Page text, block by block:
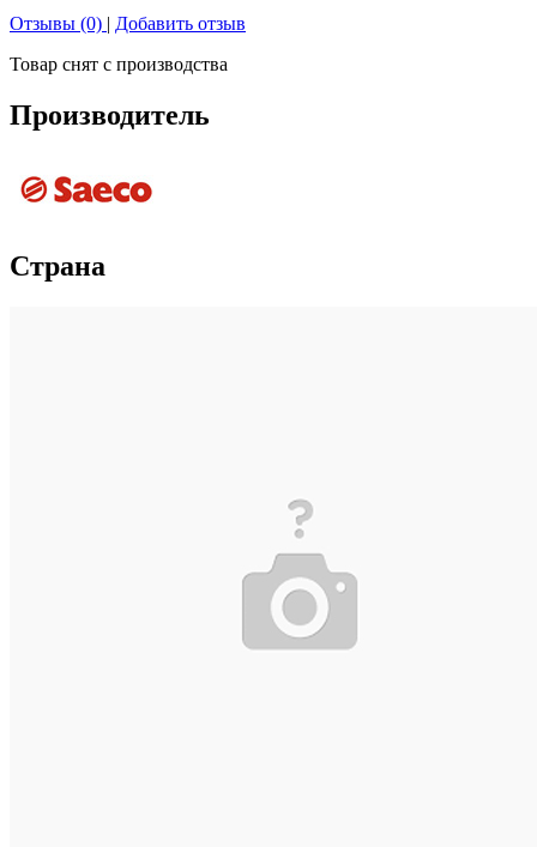
Отзывы (0) | Добавить отзыв
Товар снят с производства
Производитель
Страна